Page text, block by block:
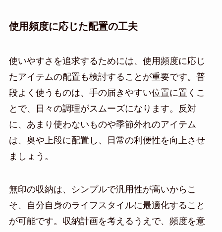
使用頻度に応じた配置の工夫
使いやすさを追求するためには、使用頻度に応じ
たアイテムの配置も検討することが重要です。普
段よく使うものは、手の届きやすい位置に置くこ
とで、日々の調理がスムーズになります。反対
に、あまり使わないものや季節外れのアイテム
は、奥や上段に配置し、日常の利便性を向上させ
ましょう。
無印の収納は、シンプルで汎用性が高いからこ
そ、自分自身のライフスタイルに最適化すること
が可能です。収納計画を考えるうえで、頻度を意